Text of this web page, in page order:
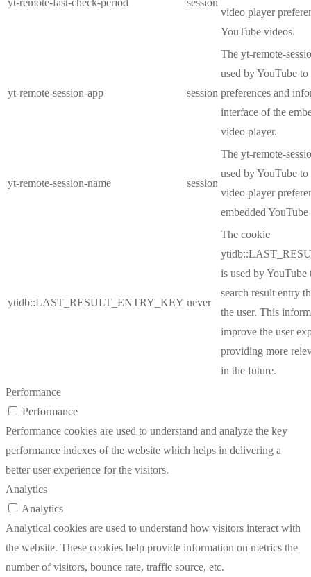
yt-remote-fast-check-period session
video player
YouTube videos.
yt-remote-session-app session
The yt-remote-
used by YouTube to
preferences and
interface of the
video player.
yt-remote-session-name session
The yt-remote-
used by YouTube to
video player
embedded
ytidb::LAST_RESULT_ENTRY_KEY never
The cookie
is used by YouTube
search result entry
the user. This
improve the user
providing more
in the future.
Performance
Performance
Performance cookies are used to understand and analyze the key
performance indexes of the website which helps in delivering a
better user experience for the visitors.
Analytics
Analytics
Analytical cookies are used to understand how visitors interact with
the website. These cookies help provide information on metrics the
number of visitors, bounce rate, traffic source, etc.